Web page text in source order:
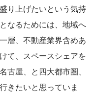
り上げたいという気持
なるためには、地域へ
層、不動産業界含めあ
て、スペースシェアを
古屋、と四大都市圏、
きたいと思っていま